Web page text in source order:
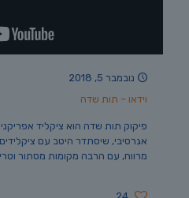
נובמבר 5, 2018
וידאו – תות שדה
פיקוק תות שדה הוא ציקליד
אגרסיבי, שיסתדר היטב עם
מרווח, עם הרבה מקומות מסתור